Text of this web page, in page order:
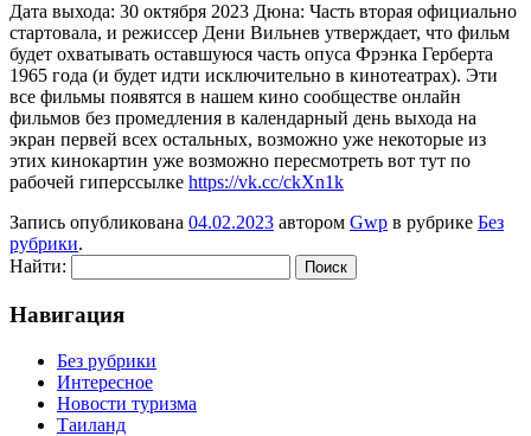
Дата выхода: 30 октября 2023 Дюна: Часть вторая официально
стартовала, и режиссер Дени Вильнев утверждает, что фильм
будет охватывать оставшуюся часть опуса Фрэнка Герберта
1965 года (и будет идти исключительно в кинотеатрах). Эти
все фильмы появятся в нашем кино сообществе онлайн
фильмов без промедления в календарный день выхода на
экран первей всех остальных, возможно уже некоторые из
этих кинокартин уже возможно пересмотреть вот тут по
рабочей гиперссылке https://vk.cc/ckXn1k
Запись опубликована 04.02.2023 автором Gwp в рубрике Без
рубрики.
Найти:
Навигация
Без рубрики
Интересное
Новости туризма
Таиланд